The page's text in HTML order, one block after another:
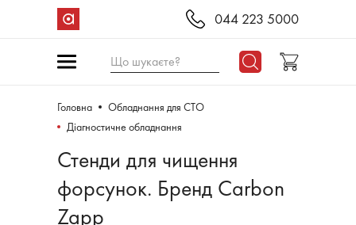
044 223 5000
Що шукаєте?
Головна
Обладнання для СТО
Діагностичне обладнання
Стенди для чищення
форсунок. Бренд Carbon
Zapp